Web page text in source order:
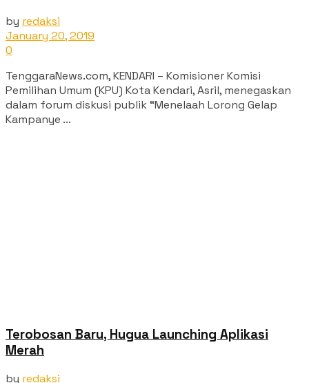
by redaksi
January 20, 2019
0
TenggaraNews.com, KENDARI – Komisioner Komisi
Pemilihan Umum (KPU) Kota Kendari, Asril, menegaskan
dalam forum diskusi publik “Menelaah Lorong Gelap
Kampanye ...
Terobosan Baru, Hugua Launching Aplikasi
Merah
by redaksi